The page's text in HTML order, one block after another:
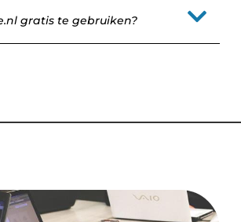
gratis te gebruiken?